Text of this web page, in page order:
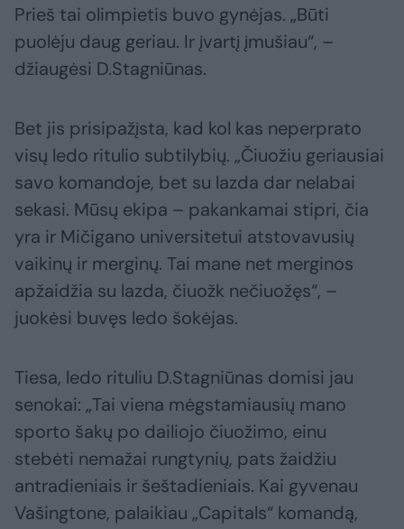
Prieš tai olimpietis buvo gynėjas. „Būti
puolėju daug geriau. Ir įvartį įmušiau“, –
džiaugėsi D.Stagniūnas.
Bet jis prisipažįsta, kad kol kas neperprato
visų ledo ritulio subtilybių. „Čiuožiu geriausiai
savo komandoje, bet su lazda dar nelabai
sekasi. Mūsų ekipa – pakankamai stipri, čia
yra ir Mičigano universitetui atstovavusių
vaikinų ir merginų. Tai mane net merginos
apžaidžia su lazda, čiuožk nečiuožęs“, –
juokėsi buvęs ledo šokėjas.
Tiesa, ledo rituliu D.Stagniūnas domisi jau
senokai: „Tai viena mėgstamiausių mano
sporto šakų po dailiojo čiuožimo, einu
stebėti nemažai rungtynių, pats žaidžiu
antradieniais ir šeštadieniais. Kai gyvenau
Vašingtone, palaikiau „Capitals“ komandą,